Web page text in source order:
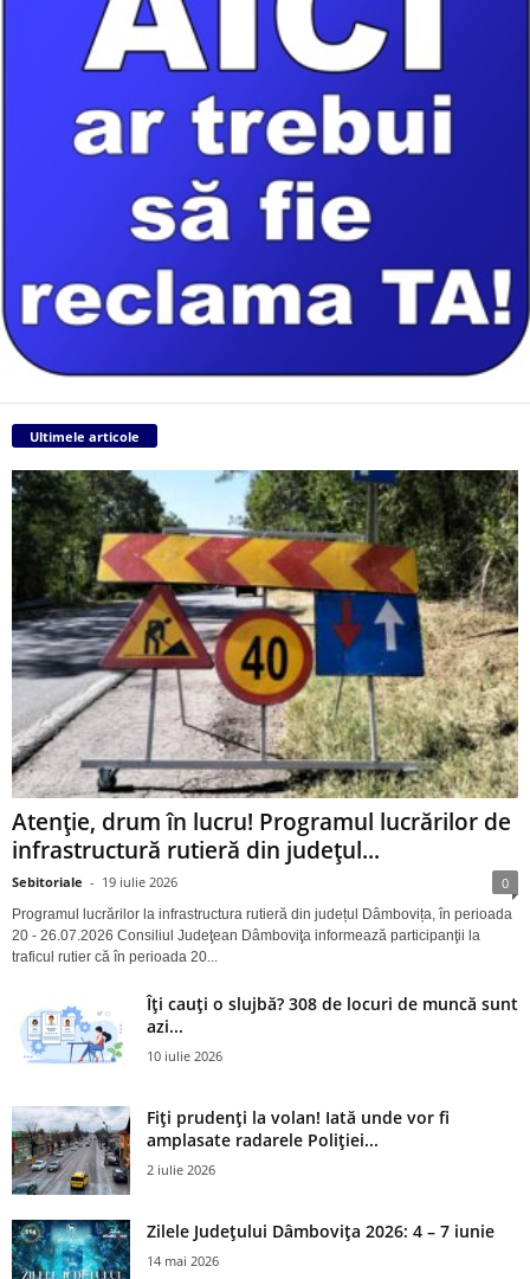
Ultimele articole
Atenție, drum în lucru! Programul lucrărilor de
infrastructură rutieră din județul...
Sebitoriale - 19 iulie 2026 0
Programul lucrărilor la infrastructura rutieră din județul Dâmbovița, în perioada
20 - 26.07.2026 Consiliul Judeţean Dâmboviţa informează participanţii la
traficul rutier că în perioada 20...
Îți cauți o slujbă? 308 de locuri de muncă sunt
azi...
10 iulie 2026
Fiți prudenți la volan! Iată unde vor fi
amplasate radarele Poliției...
2 iulie 2026
Zilele Județului Dâmbovița 2026: 4 – 7 iunie
14 mai 2026